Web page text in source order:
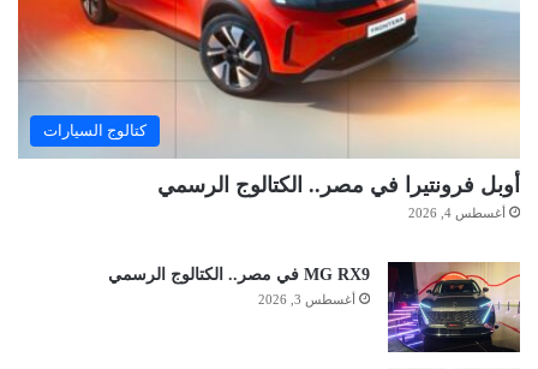
كتالوج السيارات
أوبل فرونتيرا في مصر.. الكتالوج الرسمي
أغسطس 4, 2026
MG RX9 في مصر.. الكتالوج الرسمي
أغسطس 3, 2026